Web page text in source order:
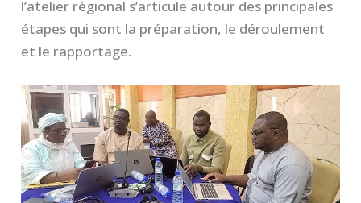
l’atelier régional s’articule autour des principales
étapes qui sont la préparation, le déroulement
et le rapportage.